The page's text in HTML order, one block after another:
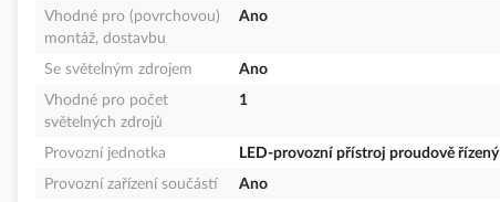
Vhodné pro (povrchovou)
montáž, dostavbu
Ano
Se světelným zdrojem
Ano
Vhodné pro počet
světelných zdrojů
1
Provozní jednotka
LED-provozní přístroj proudově řízený
Provozní zařízení součástí
Ano